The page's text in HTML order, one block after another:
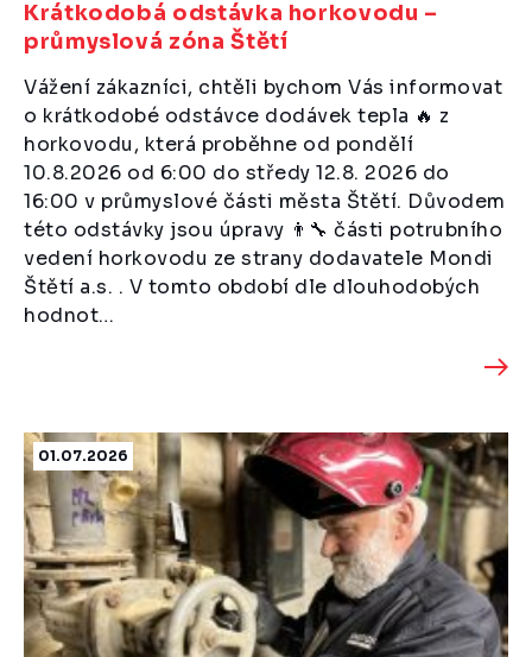
Krátkodobá odstávka horkovodu –
průmyslová zóna Štětí
Vážení zákazníci, chtěli bychom Vás informovat
o krátkodobé odstávce dodávek tepla 🔥 z
horkovodu, která proběhne od pondělí
10.8.2026 od 6:00 do středy 12.8. 2026 do
16:00 v průmyslové části města Štětí. Důvodem
této odstávky jsou úpravy 👨‍🔧 části potrubního
vedení horkovodu ze strany dodavatele Mondi
Štětí a.s. . V tomto období dle dlouhodobých
hodnot…
01.07.2026